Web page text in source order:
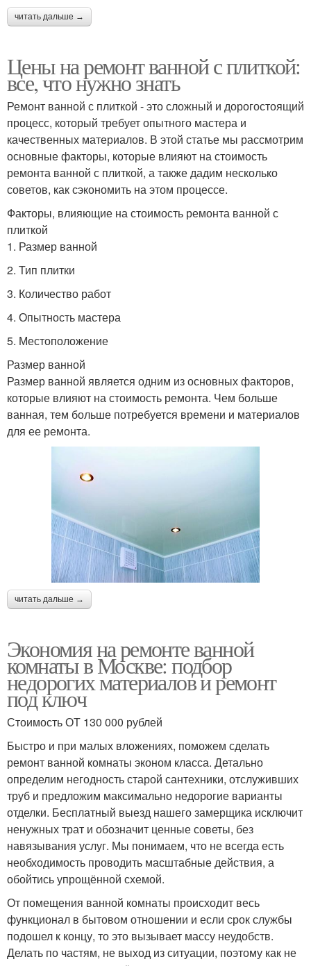
читать дальше →
Цены на ремонт ванной с плиткой:
все, что нужно знать
Ремонт ванной с плиткой - это сложный и дорогостоящий
процесс, который требует опытного мастера и
качественных материалов. В этой статье мы рассмотрим
основные факторы, которые влияют на стоимость
ремонта ванной с плиткой, а также дадим несколько
советов, как сэкономить на этом процессе.
Факторы, влияющие на стоимость ремонта ванной с
плиткой
1. Размер ванной
2. Тип плитки
3. Количество работ
4. Опытность мастера
5. Местоположение
Размер ванной
Размер ванной является одним из основных факторов,
которые влияют на стоимость ремонта. Чем больше
ванная, тем больше потребуется времени и материалов
для ее ремонта.
читать дальше →
Экономия на ремонте ванной
комнаты в Москве: подбор
недорогих материалов и ремонт
под ключ
Стоимость ОТ 130 000 рублей
Быстро и при малых вложениях, поможем сделать
ремонт ванной комнаты эконом класса. Детально
определим негодность старой сантехники, отслуживших
труб и предложим максимально недорогие варианты
отделки. Бесплатный выезд нашего замерщика исключит
ненужных трат и обозначит ценные советы, без
навязывания услуг. Мы понимаем, что не всегда есть
необходимость проводить масштабные действия, а
обойтись упрощённой схемой.
От помещения ванной комнаты происходит весь
функционал в бытовом отношении и если срок службы
подошел к концу, то это вызывает массу неудобств.
Делать по частям, не выход из ситуации, поэтому как не